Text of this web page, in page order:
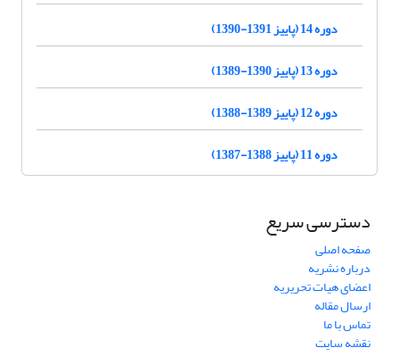
دوره 14 (پاییز 1391-1390)
دوره 13 (پاییز 1390-1389)
دوره 12 (پاییز 1389-1388)
دوره 11 (پاییز 1388-1387)
دسترسی سریع
صفحه اصلی
درباره نشریه
اعضای هیات تحریریه
ارسال مقاله
تماس با ما
نقشه سایت